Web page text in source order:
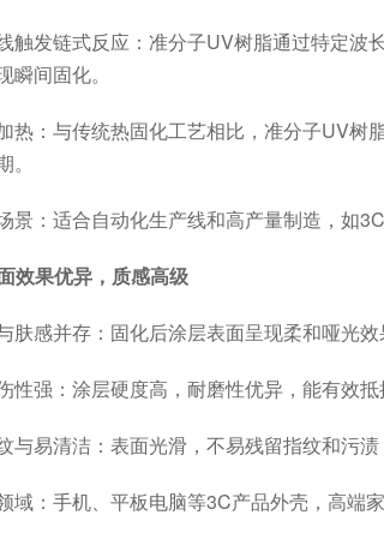
发链式反应：准分子UV树脂通过特定波
瞬间固化。
：与传统热固化工艺相比，准分子UV树
：适合自动化生产线和高产量制造，如3C
效果优异，质感高级
感并存：固化后涂层表面呈现柔和哑光效
强：涂层硬度高，耐磨性优异，能有效抵
易清洁：表面光滑，不易残留指纹和污渍
：手机、平板电脑等3C产品外壳，高端家